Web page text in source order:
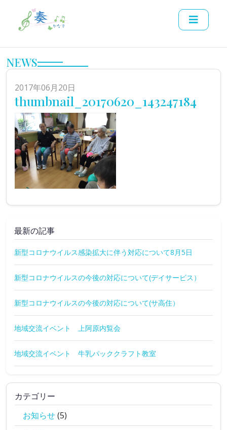
NEWS
2017年06月20日
thumbnail_20170620_143247184
最新の記事
新型コロナウイルス感染拡大に伴う対応について8月5日
新型コロナウイルスの今後の対応について(デイサービス）
新型コロナウイルスの今後の対応について(サ高住）
地域交流イベント 上阿原内覧会
地域交流イベント 牛乳パッククラフト教室
カテゴリー
お知らせ(5)